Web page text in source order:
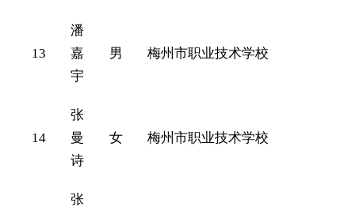
13
潘
嘉
宇
男 梅州市职业技术学校
14
张
曼
诗
女 梅州市职业技术学校
张